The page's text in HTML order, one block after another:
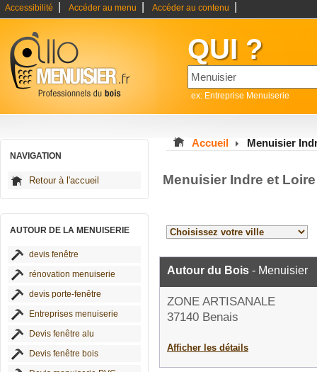
Accessibilité Accéder au menu Accéder au contenu
QUI ?
ex: Entreprise Menuiserie
NAVIGATION
Retour à l'accueil
AUTOUR DE LA MENUISERIE
devis fenêtre
rénovation menuiserie
devis porte-fenêtre
Entreprises menuiserie
Devis fenêtre alu
Devis fenêtre bois
Accueil Menuisier
Menuisier Indre et
Autour du Bois - Menuisier
ZONE ARTISANALE
37140 Benais
Afficher les détails